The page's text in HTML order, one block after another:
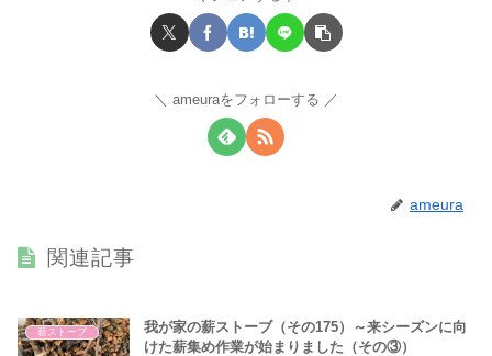
ameuraをフォローする
ameura
関連記事
薪ストーブ
我が家の薪ストーブ（その175）～来シーズンに向
けた薪集め作業が始まりました（その③）